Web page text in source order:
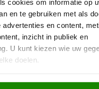
cookies om informatie op
en te gebruiken met als
advertenties en content,
inzicht in publiek en
U kunt kiezen wie uw
doelen.
we ook graag: